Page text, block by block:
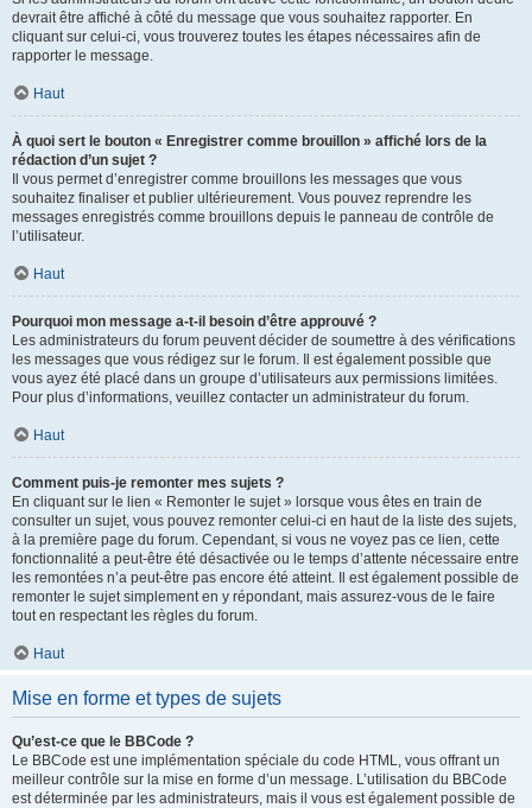
devrait être affiché à côté du message que vous souhaitez rapporter. En
cliquant sur celui-ci, vous trouverez toutes les étapes nécessaires afin de
rapporter le message.
Haut
À quoi sert le bouton « Enregistrer comme brouillon » affiché lors de la
rédaction d’un sujet ?
Il vous permet d’enregistrer comme brouillons les messages que vous
souhaitez finaliser et publier ultérieurement. Vous pouvez reprendre les
messages enregistrés comme brouillons depuis le panneau de contrôle de
l’utilisateur.
Haut
Pourquoi mon message a-t-il besoin d’être approuvé ?
Les administrateurs du forum peuvent décider de soumettre à des vérifications
les messages que vous rédigez sur le forum. Il est également possible que
vous ayez été placé dans un groupe d’utilisateurs aux permissions limitées.
Pour plus d’informations, veuillez contacter un administrateur du forum.
Haut
Comment puis-je remonter mes sujets ?
En cliquant sur le lien « Remonter le sujet » lorsque vous êtes en train de
consulter un sujet, vous pouvez remonter celui-ci en haut de la liste des sujets,
à la première page du forum. Cependant, si vous ne voyez pas ce lien, cette
fonctionnalité a peut-être été désactivée ou le temps d’attente nécessaire entre
les remontées n’a peut-être pas encore été atteint. Il est également possible de
remonter le sujet simplement en y répondant, mais assurez-vous de le faire
tout en respectant les règles du forum.
Haut
Mise en forme et types de sujets
Qu’est-ce que le BBCode ?
Le BBCode est une implémentation spéciale du code HTML, vous offrant un
meilleur contrôle sur la mise en forme d’un message. L’utilisation du BBCode
est déterminée par les administrateurs, mais il vous est également possible de